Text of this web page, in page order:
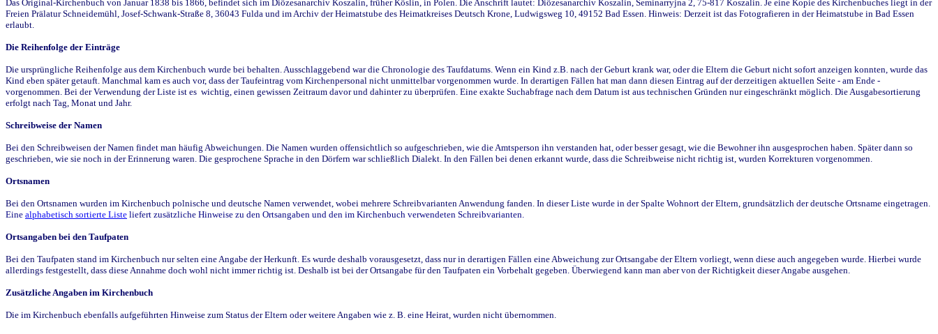
Das Original-Kirchenbuch von Januar 1838 bis 1866, befindet sich im Diözesanarchiv Koszalin, früher Köslin, in Polen. Die Anschrift lautet: Diözesanarchiv Koszalin, Seminarryjna 2, 75-817 Koszalin. Je eine Kopie des Kirchenbuches liegt in der
Freien Prälatur Schneidemühl, Josef-Schwank-Straße 8, 36043 Fulda und im Archiv der Heimatstube des Heimatkreises Deutsch Krone, Ludwigsweg 10, 49152 Bad Essen. Hinweis: Derzeit ist das Fotografieren in der Heimatstube in Bad Essen
erlaubt.
Die Reihenfolge der Einträge
Die ursprüngliche Reihenfolge aus dem Kirchenbuch wurde bei behalten. Ausschlaggebend war die Chronologie des Taufdatums. Wenn ein Kind z.B. nach der Geburt krank war, oder die Eltern die Geburt nicht sofort anzeigen konnten, wurde das
Kind eben später getauft. Manchmal kam es auch vor, dass der Taufeintrag vom Kirchenpersonal nicht unmittelbar vorgenommen wurde. In derartigen Fällen hat man dann diesen Eintrag auf der derzeitigen aktuellen Seite - am Ende -
vorgenommen. Bei der Verwendung der Liste ist es wichtig, einen gewissen Zeitraum davor und dahinter zu überprüfen. Eine exakte Suchabfrage nach dem Datum ist aus technischen Gründen nur eingeschränkt möglich. Die Ausgabesortierung
erfolgt nach Tag, Monat und Jahr.
Schreibweise der Namen
Bei den Schreibweisen der Namen findet man häufig Abweichungen. Die Namen wurden offensichtlich so aufgeschrieben, wie die Amtsperson ihn verstanden hat, oder besser gesagt, wie die Bewohner ihn ausgesprochen haben. Später dann so
geschrieben, wie sie noch in der Erinnerung waren. Die gesprochene Sprache in den Dörfern war schließlich Dialekt. In den Fällen bei denen erkannt wurde, dass die Schreibweise nicht richtig ist, wurden Korrekturen vorgenommen.
Ortsnamen
Bei den Ortsnamen wurden im Kirchenbuch polnische und deutsche Namen verwendet, wobei mehrere Schreibvarianten Anwendung fanden. In dieser Liste wurde in der Spalte Wohnort der Eltern, grundsätzlich der deutsche Ortsname eingetragen.
Eine alphabetisch sortierte Liste liefert zusätzliche Hinweise zu den Ortsangaben und den im Kirchenbuch verwendeten Schreibvarianten.
Ortsangaben bei den Taufpaten
Bei den Taufpaten stand im Kirchenbuch nur selten eine Angabe der Herkunft. Es wurde deshalb vorausgesetzt, dass nur in derartigen Fällen eine Abweichung zur Ortsangabe der Eltern vorliegt, wenn diese auch angegeben wurde. Hierbei wurde
allerdings festgestellt, dass diese Annahme doch wohl nicht immer richtig ist. Deshalb ist bei der Ortsangabe für den Taufpaten ein Vorbehalt gegeben. Überwiegend kann man aber von der Richtigkeit dieser Angabe ausgehen.
Zusätzliche Angaben im Kirchenbuch
Die im Kirchenbuch ebenfalls aufgeführten Hinweise zum Status der Eltern oder weitere Angaben wie z. B. eine Heirat, wurden nicht übernommen.